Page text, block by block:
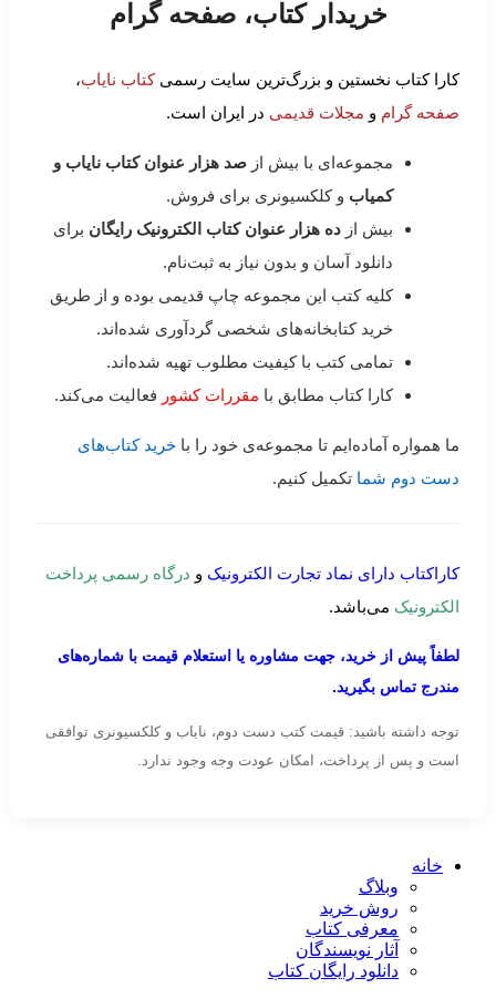
خریدار کتاب، صفحه گرام
کارا کتاب نخستین و بزرگ‌ترین سایت رسمیکتاب نایاب،
صفحه گرام و مجلات قدیمی در ایران است.
مجموعه‌ای با بیش از صد هزار عنوان کتاب نایاب و
کمیاب و کلکسیونری برای فروش.
بیش از ده هزار عنوان کتاب الکترونیک رایگان برای
دانلود آسان و بدون نیاز به ثبت‌نام.
کلیه کتب این مجموعه چاپ قدیمی بوده و از طریق
خرید کتابخانه‌های شخصی گردآوری شده‌اند.
تمامی کتب با کیفیت مطلوب تهیه شده‌اند.
کارا کتاب مطابق با مقررات کشور فعالیت می‌کند.
ما همواره آماده‌ایم تا مجموعه‌ی خود را با خرید کتاب‌های
دست دوم شما تکمیل کنیم.
کاراکتاب دارای نماد تجارت الکترونیک و درگاه رسمی پرداخت
الکترونیک می‌باشد.
لطفاً پیش از خرید، جهت مشاوره یا استعلام قیمت با شماره‌های
مندرج تماس بگیرید.
توجه داشته باشید: قیمت کتب دست دوم، نایاب و کلکسیونری توافقی
است و پس از پرداخت، امکان عودت وجه وجود ندارد.
خانه
وبلاگ
روش خرید
معرفی کتاب
آثار نویسندگان
دانلود رایگان کتاب